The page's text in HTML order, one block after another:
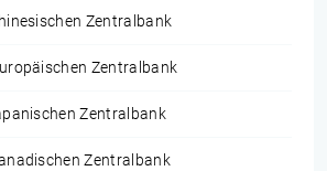
Zentralbank
Zentralbank
Zentralbank
Zentralbank